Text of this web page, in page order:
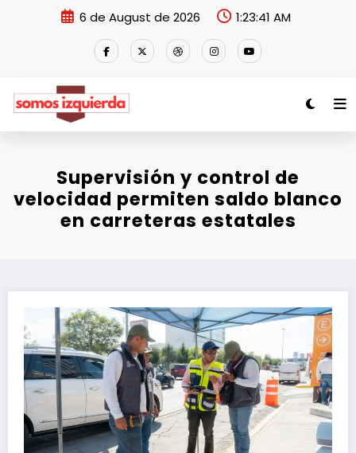
6 de August de 2026 1:23:42 AM
Supervisión y control de
velocidad permiten saldo blanco
en carreteras estatales